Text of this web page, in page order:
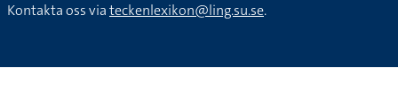
Kontakta oss viateckenlexikon@ling.su.se.